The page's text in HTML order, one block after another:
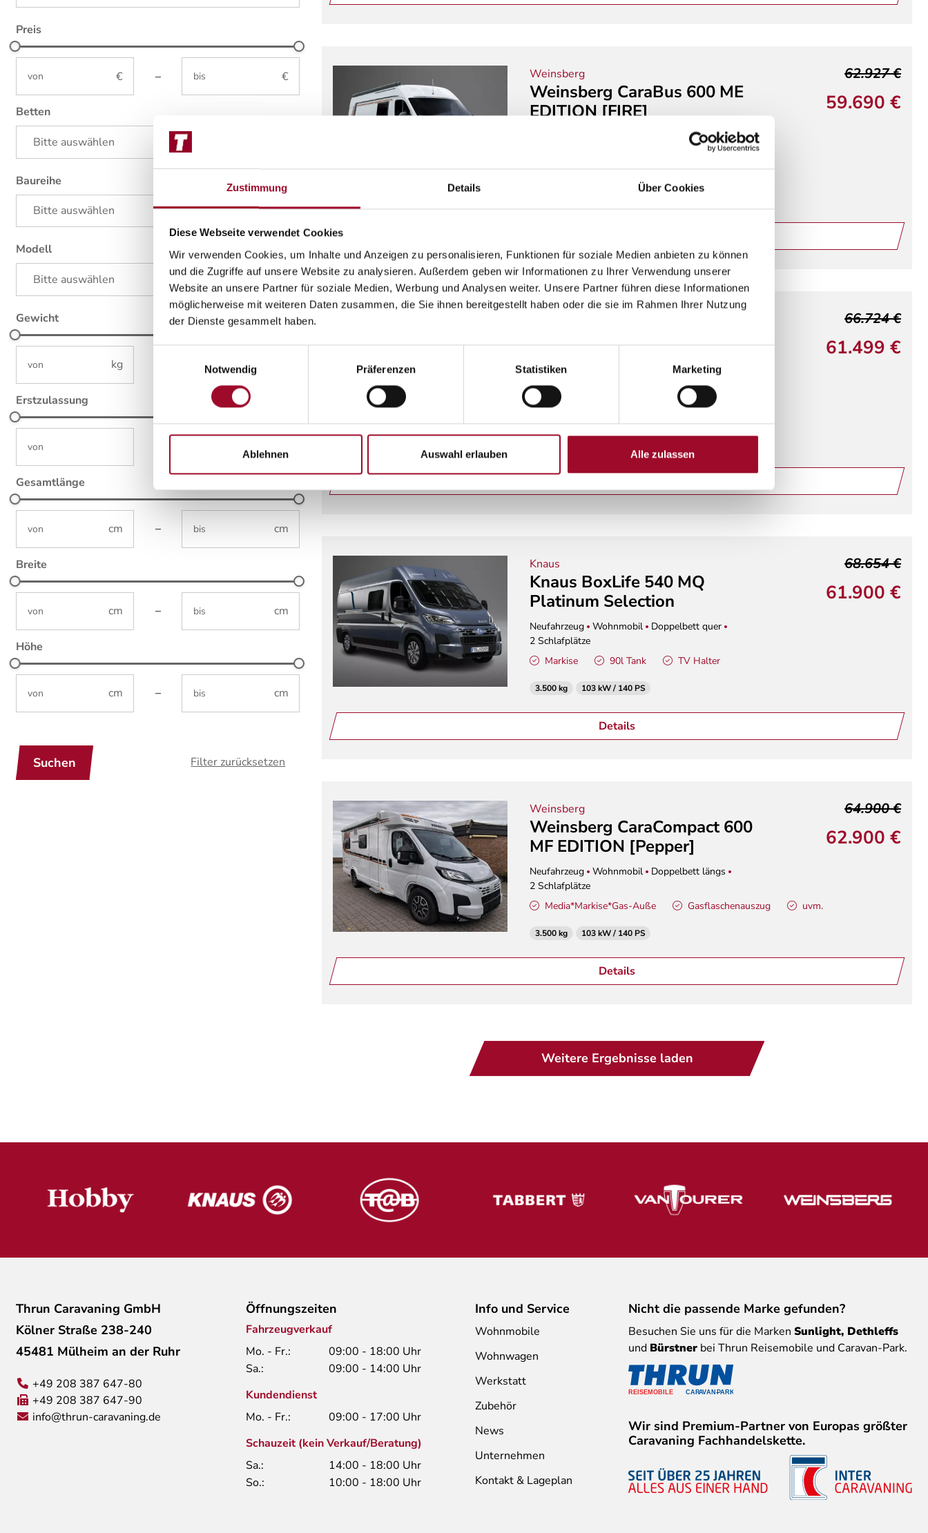
Zustimmung Details Über Cookies
Diese Webseite verwendet Cookies
Wir verwenden Cookies, um Inhalte und Anzeigen zu personalisieren, Funktionen für soziale Medien anbieten zu können
und die Zugriffe auf unsere Website zu analysieren. Außerdem geben wir Informationen zu Ihrer Verwendung unserer
Website an unsere Partner für soziale Medien, Werbung und Analysen weiter. Unsere Partner führen diese Informationen
möglicherweise mit weiteren Daten zusammen, die Sie ihnen bereitgestellt haben oder die sie im Rahmen Ihrer Nutzung
der Dienste gesammelt haben.
Notwendig
Präferenzen Statistiken Marketing
Ablehnen Auswahl erlauben Alle zulassen
Preis
–
Betten
Baureihe
Modell
Gewicht
Erstzulassung
not-visible
Gesamtlänge
–
Breite
–
Höhe
–
Filter zurücksetzen
Weinsberg
Weinsberg CaraBus 600 ME
EDITION [FIRE]
Doppelbett längs
59.690 €
62.927 €
Schraubenfedersatz Isofix uvm.
2 Schlafplätze
61.499 €
66.724 €
Knaus
Knaus BoxLife 540 MQ
Platinum Selection
Neufahrzeug Wohnmobil
Doppelbett quer
2 Schlafplätze
61.900 €
68.654 €
Markise 90l Tank TV Halter
3.500 kg 103 kW / 140 PS
Details
Weinsberg
Weinsberg CaraCompact 600
MF EDITION [Pepper]
Neufahrzeug Wohnmobil
Doppelbett längs
2 Schlafplätze
62.900 €
64.900 €
Media*Markise*Gas-Auße Gasflaschenauszug uvm.
3.500 kg 103 kW / 140 PS
Details
Weitere Ergebnisse laden
Thrun Caravaning GmbH
Kölner Straße 238-240
45481 Mülheim an der Ruhr
+49 208 387 647-80
+49 208 387 647-90
info@thrun-caravaning.de
Öffnungszeiten
Fahrzeugverkauf
Mo. - Fr.:
09:00 - 18:00 Uhr
Sa.:
09:00 - 14:00 Uhr
Kundendienst
Mo. - Fr.:
09:00 - 17:00 Uhr
Schauzeit (kein Verkauf/Beratung)
Sa.:
14:00 - 18:00 Uhr
So.:
10:00 - 18:00 Uhr
Info und Service
Wohnmobile
Wohnwagen
Werkstatt
Zubehör
News
Unternehmen
Kontakt & Lageplan
Nicht die passende Marke gefunden?
Besuchen Sie uns für die Marken Sunlight, Dethleffs
und Bürstnerbei Thrun Reisemobile und Caravan-Park.
Wir sind Premium-Partner von Europas größter
Caravaning Fachhandelskette.